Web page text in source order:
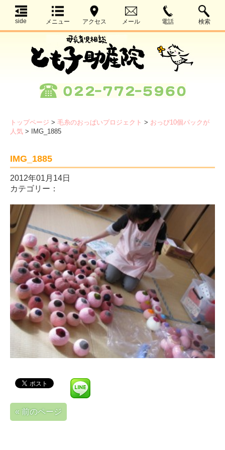
side メニュー アクセス メール 電話 検索
トップページ > 毛糸のおっぱいプロジェクト > おっぴ10個パックが
人気 > IMG_1885
IMG_1885
2012年01月14日
カテゴリー：
« 前のページ